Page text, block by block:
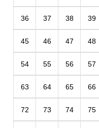
36 37 38 39
45 46 47 48
54 55 56 57
63 64 65 66
72 73 74 75